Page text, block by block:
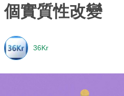
個實質性改變
36Kr